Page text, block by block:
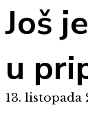
Još
u
13. listopada